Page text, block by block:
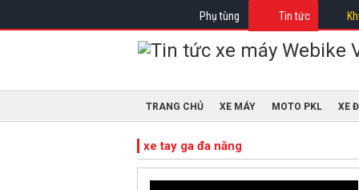
Phụ tùng Tin tức
TRANG CHỦ XE MÁY MOTO PKL XE
xe tay ga đa năng